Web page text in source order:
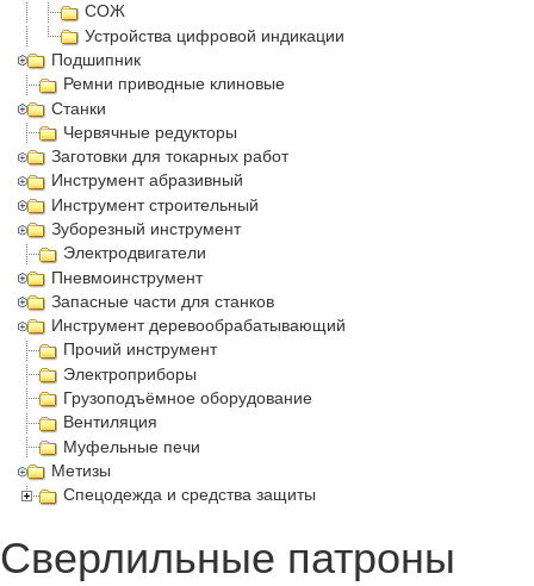
СОЖ
Устройства цифровой индикации
Подшипник
Ремни приводные клиновые
Станки
Червячные редукторы
Заготовки для токарных работ
Инструмент абразивный
Инструмент строительный
Зуборезный инструмент
Электродвигатели
Пневмоинструмент
Запасные части для станков
Инструмент деревообрабатывающий
Прочий инструмент
Электроприборы
Грузоподъёмное оборудование
Вентиляция
Муфельные печи
Метизы
Спецодежда и средства защиты
Сверлильные патроны